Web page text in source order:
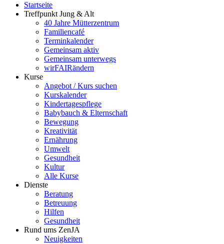
Startseite
Treffpunkt Jung & Alt
40 Jahre Mütterzentrum
Familiencafé
Terminkalender
Gemeinsam aktiv
Gemeinsam unterwegs
wirFAIRändern
Kurse
Angebot / Kurs suchen
Kurskalender
Kindertagespflege
Babybauch & Elternschaft
Bewegung
Kreativität
Ernährung
Umwelt
Gesundheit
Kultur
Alle Kurse
Dienste
Beratung
Betreuung
Hilfen
Gesundheit
Rund ums ZenJA
Neuigkeiten